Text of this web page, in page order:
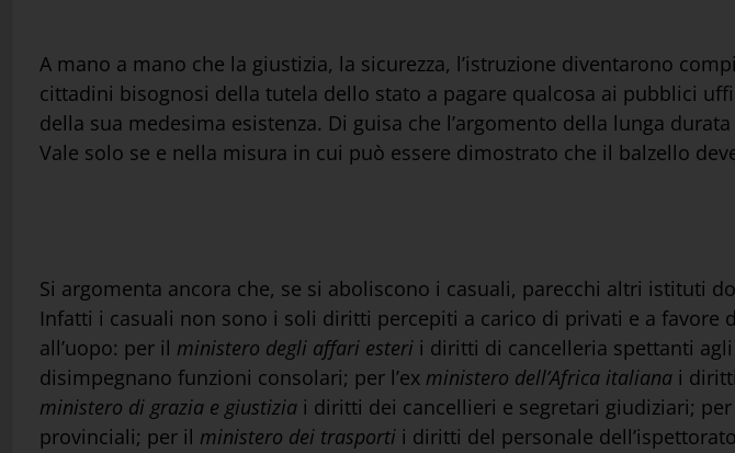
A mano a mano che la giustizia, la sicurezza, l’istruzione diventarono
cittadini bisognosi della tutela dello stato a pagare qualcosa ai pubblici
della sua medesima esistenza. Di guisa che l’argomento della lunga
Vale solo se e nella misura in cui può essere dimostrato che il balzello
Si argomenta ancora che, se si aboliscono i casuali, parecchi altri istituti
Infatti i casuali non sono i soli diritti percepiti a carico di privati e a
all’uopo: per il ministero degli affari esteri i diritti di cancelleria spettanti
disimpegnano funzioni consolari; per l’ex ministero dell’Africa italiana i
ministero di grazia e giustizia i diritti dei cancellieri e segretari giudiziari;
provinciali; per il ministero dei trasporti i diritti del personale